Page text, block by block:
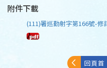
附件下載
(111)署巡勤射字第166號-
回頁首